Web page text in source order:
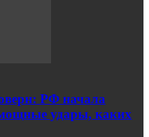
РФ начала
удары, каких